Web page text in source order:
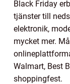
Black Friday
tjänster till
elektronik,
mycket mer.
Walmart, Best
shoppingfest.